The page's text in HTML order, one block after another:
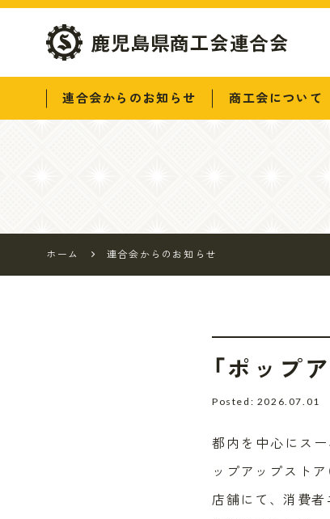
鹿児島県商工会連
連合会からのお知らせ 商工会について
ホーム 連合会からのお知らせ
「ポップ
Posted: 2026.07.01
都内を中心にス
ップアップスト
店舗にて、消費者